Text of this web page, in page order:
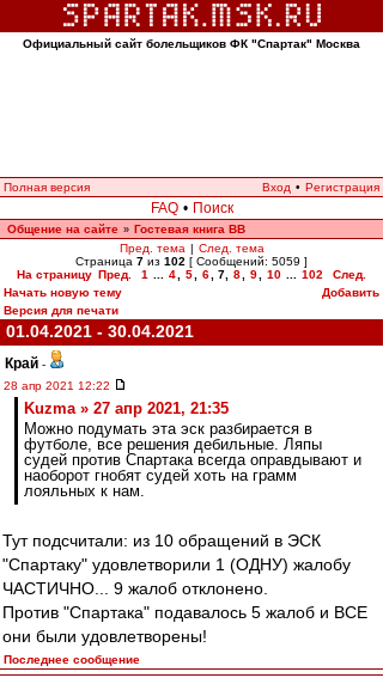
Официальный сайт болельщиков ФК "Спартак" Москва
Полная версия Вход • Регистрация
FAQ • Поиск
Общение на сайте » Гостевая книга ВВ
Пред. тема | След. тема
Страница 7 из 102 [ Сообщений: 5059 ]
На страницу Пред. 1 4 5 6 7 8 9 10 102
След.
Начать новую тему
Добавить
Версия для печати
01.04.2021 - 30.04.2021
Край -
28 апр 2021 12:22
Kuzma » 27 апр 2021, 21:35
Можно подумать эта эск разбирается в
футболе, все решения дебильные. Ляпы
судей против Спартака всегда оправдывают и
наоборот гнобят судей хоть на грамм
лояльных к нам.
Тут подсчитали: из 10 обращений в ЭСК
"Спартаку" удовлетворили 1 (ОДНУ) жалобу
ЧАСТИЧНО... 9 жалоб отклонено.
Против "Спартака" подавалось 5 жалоб и ВСЕ
они были удовлетворены!
Последнее сообщение